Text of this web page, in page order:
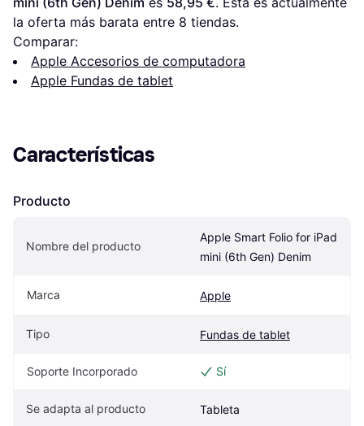
la oferta más barata entre 8 tiendas.
Comparar:
Apple Accesorios de computadora
Apple Fundas de tablet
Características
Producto
Nombre del producto
Apple Smart Folio for iPad
mini (6th Gen) Denim
Marca Apple
Tipo Fundas de tablet
Soporte Incorporado Sí
Se adapta al producto Tableta